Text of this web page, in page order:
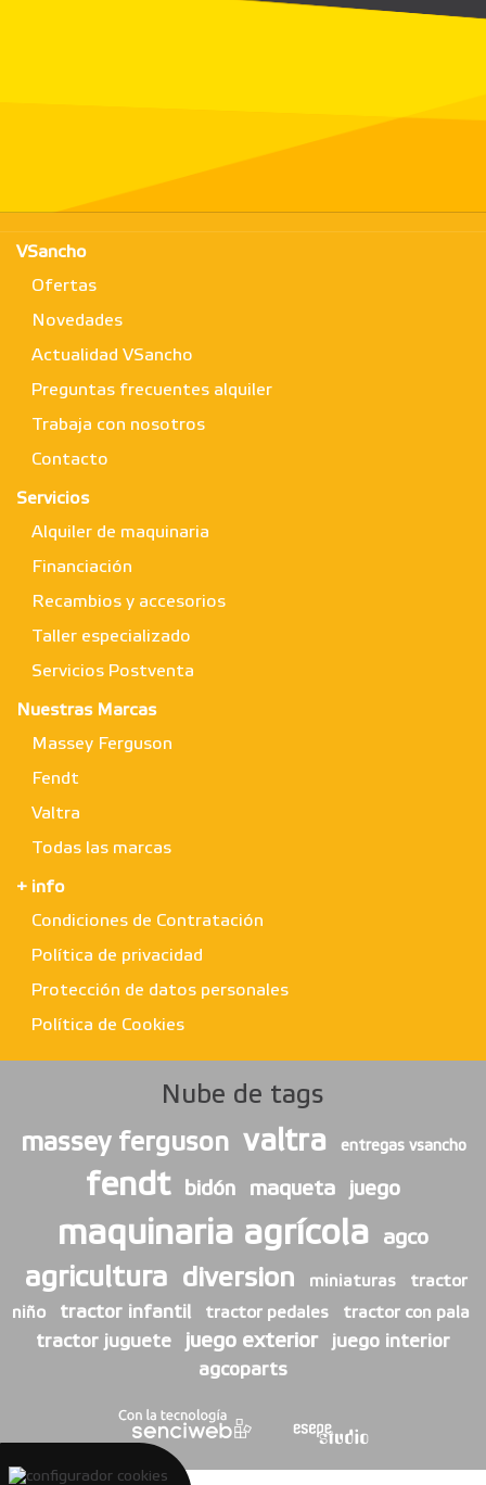
VSancho
Ofertas
Novedades
Actualidad VSancho
Preguntas frecuentes alquiler
Trabaja con nosotros
Contacto
Servicios
Alquiler de maquinaria
Financiación
Recambios y accesorios
Taller especializado
Servicios Postventa
Nuestras Marcas
Massey Ferguson
Fendt
Valtra
Todas las marcas
+ info
Condiciones de Contratación
Política de privacidad
Protección de datos personales
Política de Cookies
Nube de tags
massey ferguson
valtra entregas vsancho
fendt bidón maqueta juego
maquinaria agrícola agco
agricultura diversion miniaturas tractor
niño tractor infantil tractor pedales tractor con pala
tractor juguete juego exterior
juego interior
agcoparts